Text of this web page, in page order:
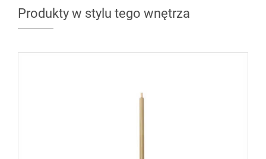
Produkty w stylu tego wnętrza